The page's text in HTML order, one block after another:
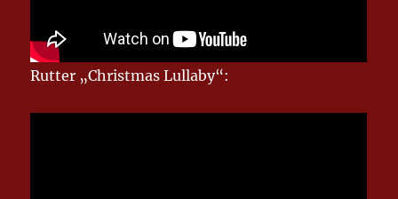
Rutter „Christmas Lullaby“: